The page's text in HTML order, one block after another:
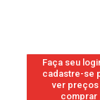
Faça seu
cadastre-se
ver preços
comprar